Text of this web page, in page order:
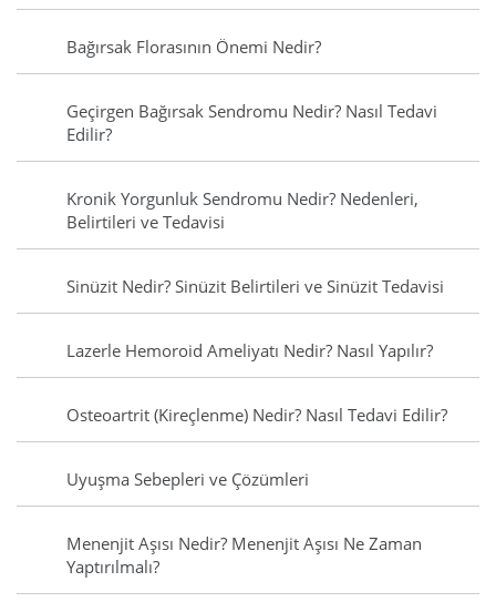
Bağırsak Florasının Önemi Nedir?
Geçirgen Bağırsak Sendromu Nedir? Nasıl Tedavi
Edilir?
Kronik Yorgunluk Sendromu Nedir? Nedenleri,
Belirtileri ve Tedavisi
Sinüzit Nedir? Sinüzit Belirtileri ve Sinüzit Tedavisi
Lazerle Hemoroid Ameliyatı Nedir? Nasıl Yapılır?
Osteoartrit (Kireçlenme) Nedir? Nasıl Tedavi Edilir?
Uyuşma Sebepleri ve Çözümleri
Menenjit Aşısı Nedir? Menenjit Aşısı Ne Zaman
Yaptırılmalı?